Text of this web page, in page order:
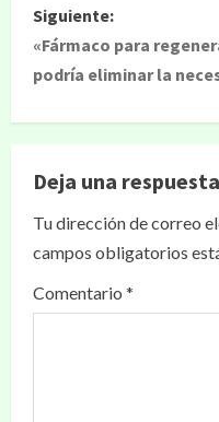
Siguiente:
«Fármaco para
podría eliminar la
Deja una respuesta
Tu dirección de correo
campos obligatorios
Comentario *